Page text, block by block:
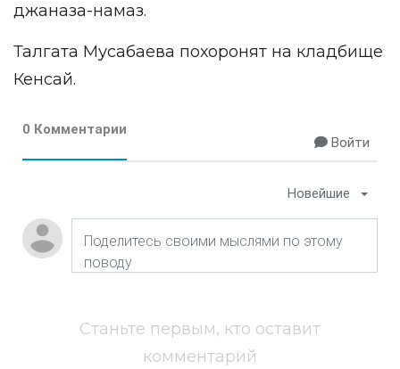
джаназа-намаз.
Талгата Мусабаева похоронят на кладбище
Кенсай.
0 Комментарии
Войти
Новейшие
Станьте первым, кто оставит
комментарий